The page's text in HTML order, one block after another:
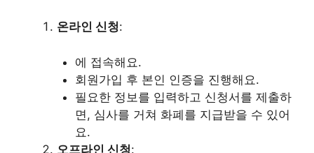
온라인 신청:
에 접속해요.
회원가입 후 본인 인증을 진행해요.
필요한 정보를 입력하고 신청서를 제출하
면, 심사를 거쳐 화폐를 지급받을 수 있어
요.
오프라인 신청: